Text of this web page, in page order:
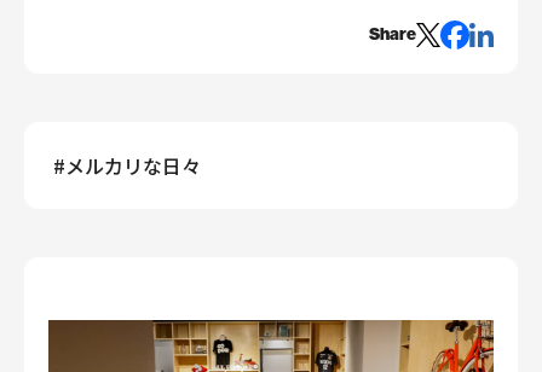
プロダクト・ビジネス
マーケティング・PR
Share
#メルカリな日々